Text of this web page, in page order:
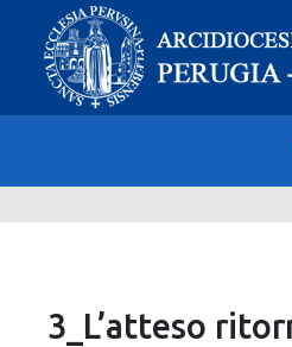
content
3_L’atteso